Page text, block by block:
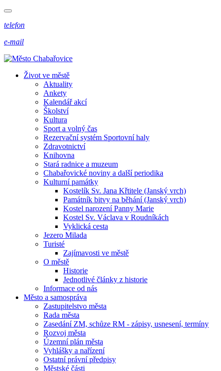
telefon
e-mail
Život ve městě
Aktuality
Ankety
Kalendář akcí
Školství
Kultura
Sport a volný čas
Rezervační systém Sportovní haly
Zdravotnictví
Knihovna
Stará radnice a muzeum
Chabařovické noviny a další periodika
Kulturní památky
Kostelík Sv. Jana Křtitele (Janský vrch)
Památník bitvy na běhání (Janský vrch)
Kostel narození Panny Marie
Kostel Sv. Václava v Roudníkách
Vyklická cesta
Jezero Milada
Turisté
Zajímavosti ve městě
O městě
Historie
Jednotlivé články z historie
Informace od nás
Město a samospráva
Zastupitelstvo města
Rada města
Zasedání ZM, schůze RM - zápisy, usnesení, termíny
Rozvoj města
Územní plán města
Vyhlášky a nařízení
Ostatní právní předpisy
Městské části